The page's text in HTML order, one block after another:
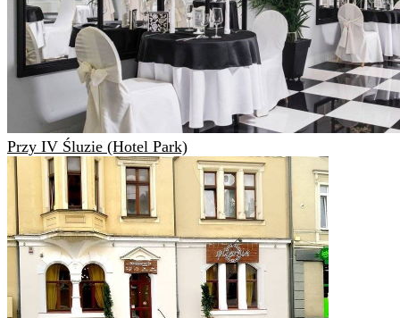
Przy IV Śluzie (Hotel Park)